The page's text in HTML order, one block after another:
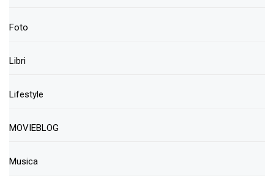
Foto
Libri
Lifestyle
MOVIEBLOG
Musica